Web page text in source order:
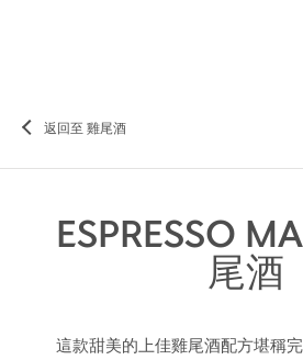
返回至 雞尾酒
ESPRESSO
尾酒
這款甜美的上佳雞尾酒配方堪稱